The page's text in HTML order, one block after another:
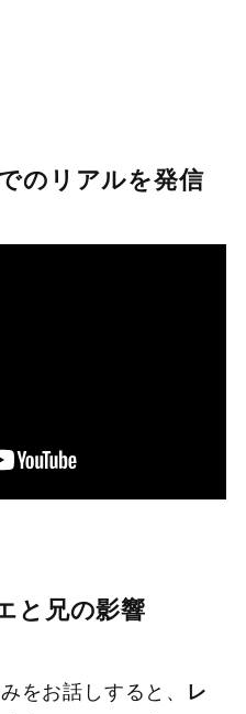
のリアルを発信
と兄の影響
をお話しすると、 レ